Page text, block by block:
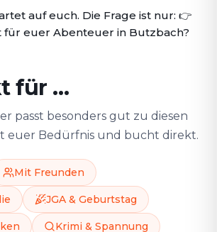
auf euch. Die Frage ist nur: 👉
für euer Abenteuer in Butzbach?
für …
passt besonders gut zu diesen
euer Bedürfnis und bucht direkt.
Mit Freunden
JGA & Geburtstag
Krimi & Spannung